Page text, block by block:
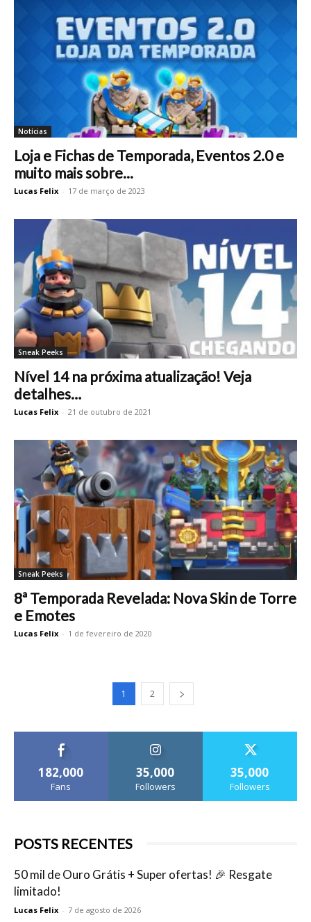
Notícias
Loja e Fichas de Temporada, Eventos 2.0 e
muito mais sobre...
Lucas Felix - 17 de março de 2023
Sneak Peeks
Nível 14 na próxima atualização! Veja
detalhes…
Lucas Felix - 21 de outubro de 2021
Sneak Peeks
8ª Temporada Revelada: Nova Skin de Torre
e Emotes
Lucas Felix - 1 de fevereiro de 2020
1 2
182,000
Fans
35,000
Followers
35,000
Followers
POSTS RECENTES
50 mil de Ouro Grátis + Super ofertas! 🎉 Resgate
limitado!
Lucas Felix - 7 de agosto de 2026